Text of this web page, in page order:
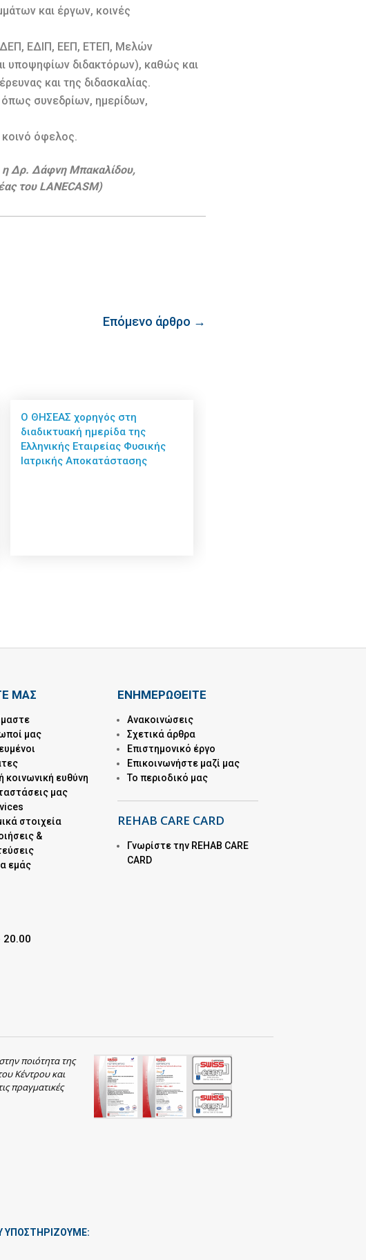
και έργων, κοινές
(ΔΕΠ, ΕΔΙΠ, ΕΕΠ, ΕΤΕΠ, Μελών
υποψηφίων διδακτόρων), καθώς και
και της διδασκαλίας.
συνεδρίων, ημερίδων,
κοινό όφελος.
η Δρ. Δάφνη Μπακαλίδου,
του LANECASM)
Επόμενο άρθρο →
Ο ΘΗΣΕΑΣ χορηγός στη
διαδικτυακή ημερίδα της
Ελληνικής Εταιρείας Φυσικής
Ιατρικής Αποκατάστασης
ΜΑΣ
μας
κοινωνική ευθύνη
μας
στοιχεία
&
εμάς
ΕΝΗΜΕΡΩΘΕΙΤΕ
Ανακοινώσεις
Σχετικά άρθρα
Επιστημονικό έργο
Επικοινωνήστε μαζί μας
Το περιοδικό μας
REHAB CARE CARD
Γνωρίστε την REHAB CARE
CARD
20.00
ποιότητα της
Κέντρου και
πραγματικές
ΥΠΟΣΤΗΡΙΖΟΥΜΕ: